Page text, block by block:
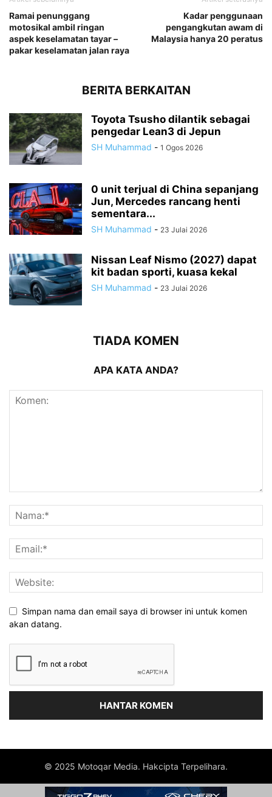
Ramai penunggang
motosikal ambil ringan
aspek keselamatan tayar –
pakar keselamatan jalan raya
Kadar penggunaan
pengangkutan awam di
Malaysia hanya 20 peratus
BERITA BERKAITAN
Toyota Tsusho dilantik sebagai
pengedar Lean3 di Jepun
SH Muhammad - 1 Ogos 2026
0 unit terjual di China sepanjang
Jun, Mercedes rancang henti
sementara...
SH Muhammad - 23 Julai 2026
Nissan Leaf Nismo (2027) dapat
kit badan sporti, kuasa kekal
SH Muhammad - 23 Julai 2026
TIADA KOMEN
APA KATA ANDA?
Simpan nama dan email saya di browser ini untuk komen
akan datang.
© 2025 Motoqar Media. Hakcipta Terpelihara.